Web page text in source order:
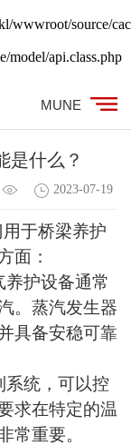
source/
api.class.php
MUNE
是什么？
2023-07-19
于桥梁养护
面：
护设备通常
。蒸汽发生器
具备安稳可靠
系统，可以控
求在特定的温
常重要。